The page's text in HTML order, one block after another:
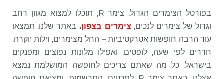
בפורטל הצימרים הגדול, צימר R, תוכלו למצוא מגוון רחב
וגדול של צימרים לנכים,צימרים בצפון.באתר שלנו, תמצאו
עוד הרבה חופשות אטרקטיביות – החל מצימרים, וילות יוקרה,
חדרים לפי שעה, לופטים, ואפילו מלונות נפוצים ומפנקים
בישראל. כל מה שאתם צריכים לחופשה המושלמת נמצא